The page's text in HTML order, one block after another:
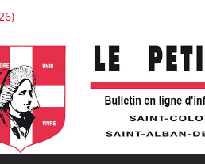
: « Je voudrais la voir belle ! »
avec À la Croisée des chemins
de la téléphonie mobile et